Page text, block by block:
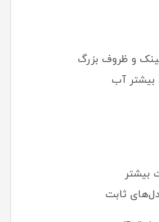
و ظروف بزرگ
بیشتر آب
بیشتر
ثابت